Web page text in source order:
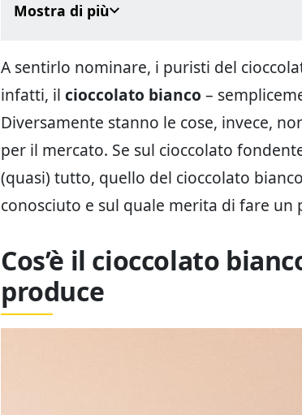
Uso in cucina e tendenze
Mostra di più
A sentirlo nominare, i puristi del
infatti, il cioccolato bianco –
Diversamente stanno le cose, invece,
per il mercato. Se sul cioccolato
(quasi) tutto, quello del cioccolato
conosciuto e sul quale merita di fare un
Cos’è il cioccolato
produce